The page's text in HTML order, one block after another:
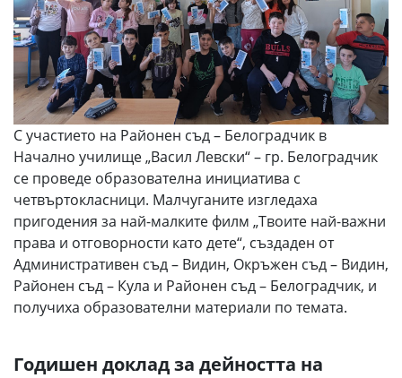
С участието на Районен съд – Белоградчик в
Начално училище „Васил Левски“ – гр. Белоградчик
се проведе образователна инициатива с
четвъртокласници. Малчуганите изгледаха
пригодения за най-малките филм „Твоите най-важни
права и отговорности като дете“, създаден от
Административен съд – Видин, Окръжен съд – Видин,
Районен съд – Кула и Районен съд – Белоградчик, и
получиха образователни материали по темата.
Годишен доклад за дейността на